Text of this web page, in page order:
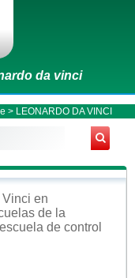
da vinci
> LEONARDO DA VINCI
Vinci en
de la
de control